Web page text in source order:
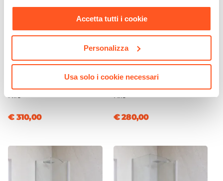
nostraCookie Policy.
Accetta tutti i cookie
Personalizza
Usa solo i cookie necessari
Box doccia 100x90 cm
battente in vetro temperato
6mm trasparente 195h -
Nilo
€ 310,00
CODICE:
Box doccia 65x90 cm
battente in vetro temperato
Nilo
€ 280,00